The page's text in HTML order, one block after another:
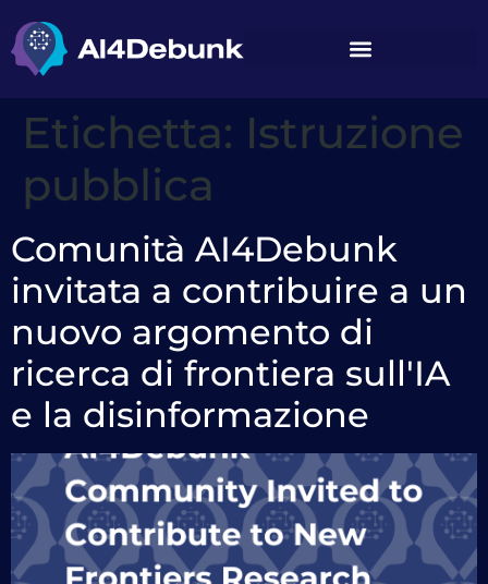
Etichetta: Istruzione
pubblica
Comunità AI4Debunk
invitata a contribuire a un
nuovo argomento di
ricerca di frontiera sull'IA
e la disinformazione